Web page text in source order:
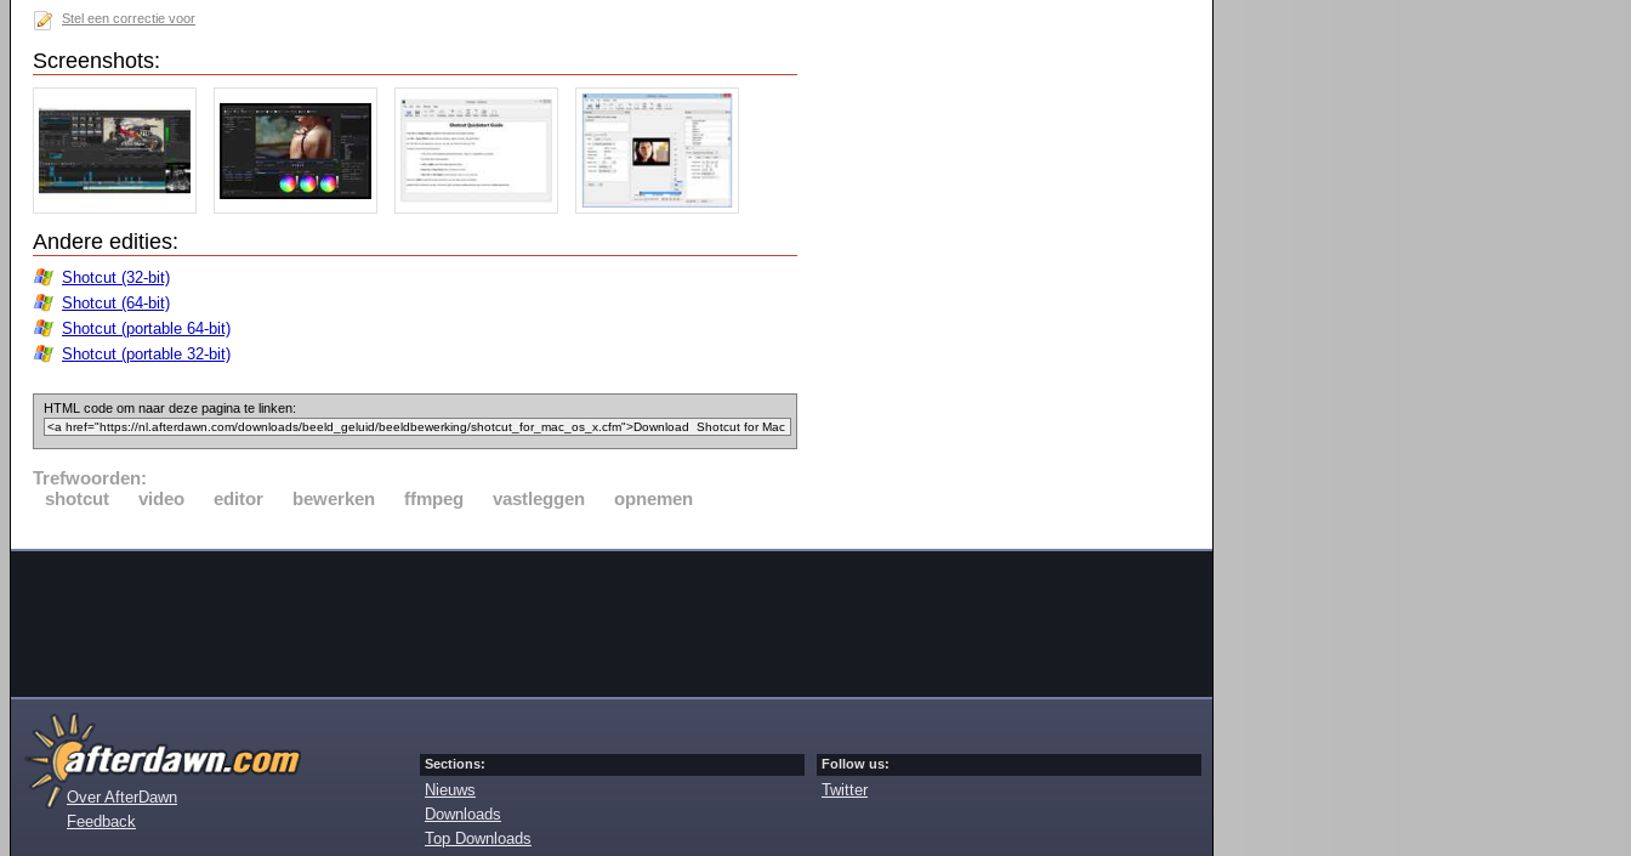
Stel een correctie voor
Screenshots:
Andere edities:
Shotcut (32-bit)
Shotcut (64-bit)
Shotcut (portable 64-bit)
Shotcut (portable 32-bit)
HTML code om naar deze pagina te linken:
Trefwoorden:
shotcut
video editor bewerken ffmpeg vastleggen opnemen
Over AfterDawn
Feedback
Sections:
Nieuws
Downloads
Top Downloads
Follow us:
Twitter